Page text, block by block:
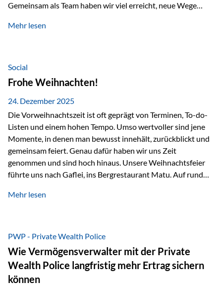
Gemeinsam als Team haben wir viel erreicht, neue Wege
Veranstaltungen wie der Schnifisschnauf, aber auch unsere
starkes Miteinander ist. Neben diesen gemeinsamen
Erlebnissen konnten wir…
Mehr lesen
Social
Frohe Weihnachten!
24. Dezember 2025
Die Vorweihnachtszeit ist oft geprägt von Terminen, To-do-
Listen und einem hohen Tempo. Umso wertvoller sind jene
Momente, in denen man bewusst innehält, zurückblickt und
gemeinsam feiert. Genau dafür haben wir uns Zeit
genommen und sind hoch hinaus. Unsere Weihnachtsfeier
führte uns nach Gaflei, ins Bergrestaurant Matu. Auf rund
beeindruckendes Panorama, sondern auch etwas, das im
verschneiter Landschaft, bei feinem Essen, guter Musik und
einer entspannten…
Mehr lesen
PWP - Private Wealth Police
Wie Vermögensverwalter mit der Private
Wealth Police langfristig mehr Ertrag sichern
können